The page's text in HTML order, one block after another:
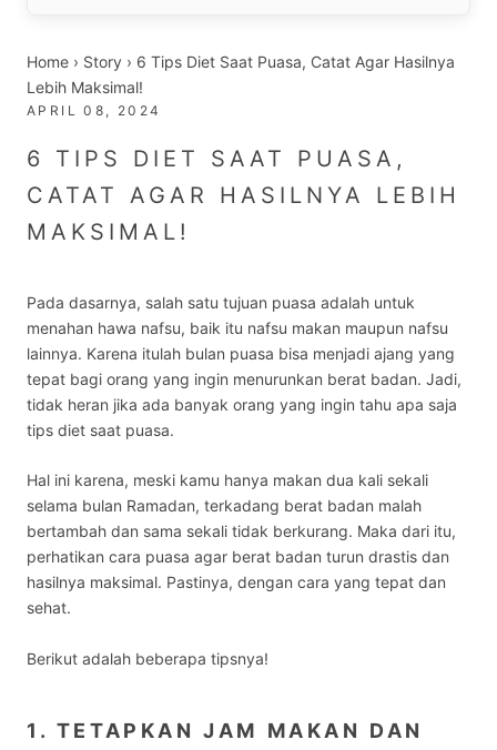
Home › Story › 6 Tips Diet Saat Puasa, Catat Agar Hasilnya
Lebih Maksimal!
APRIL 08, 2024
6 TIPS DIET SAAT PUASA,
CATAT AGAR HASILNYA LEBIH
MAKSIMAL!
Pada dasarnya, salah satu tujuan puasa adalah untuk
menahan hawa nafsu, baik itu nafsu makan maupun nafsu
lainnya. Karena itulah bulan puasa bisa menjadi ajang yang
tepat bagi orang yang ingin menurunkan berat badan. Jadi,
tidak heran jika ada banyak orang yang ingin tahu apa saja
tips diet saat puasa.
Hal ini karena, meski kamu hanya makan dua kali sekali
selama bulan Ramadan, terkadang berat badan malah
bertambah dan sama sekali tidak berkurang. Maka dari itu,
perhatikan cara puasa agar berat badan turun drastis dan
hasilnya maksimal. Pastinya, dengan cara yang tepat dan
sehat.
Berikut adalah beberapa tipsnya!
1. TETAPKAN JAM MAKAN DAN